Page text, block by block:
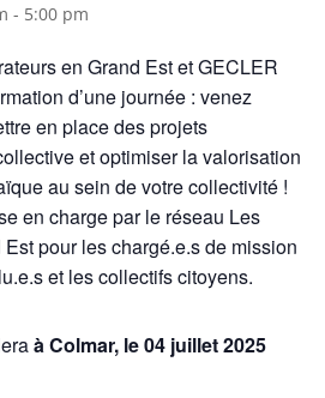
- 5:00 pm
en Grand Est et GECLER
d’une journée : venez
en place des projets
et optimiser la valorisation
au sein de votre collectivité !
en charge par le réseau Les
pour les chargé.e.s de mission
et les collectifs citoyens.
à Colmar, le 04 juillet 2025